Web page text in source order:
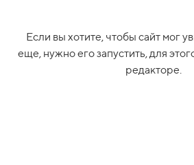
Если вы хотите, чтобы сайт мог
еще, нужно его запустить, для
редакторе.